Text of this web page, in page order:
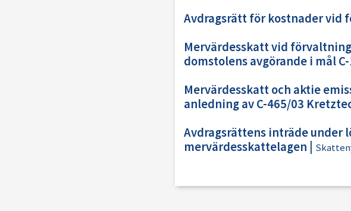
Avdragsrätt för kostnader vid
Mervärdesskatt vid
domstolens avgörande i mål
Mervärdesskatt och aktie
anledning av C-465/03
Avdragsrättens inträde under
mervärdesskattelagen